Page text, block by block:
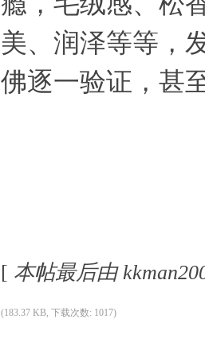
美、润泽等等，
佛逐一验证，甚
[ 本帖最后由
(183.37 KB, 下载次数: 1017)